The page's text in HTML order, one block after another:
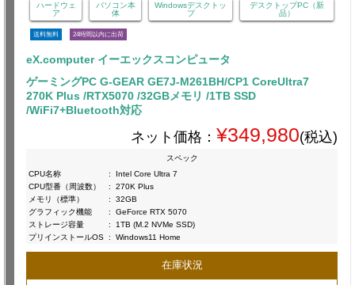
ハードウェ
ア
パソコン本
体
Windowsデスクトッ
プ
デスクトップPC（新
品）
送料無料 24時間以内に出荷
eX.computer イーエックスコンピュータ
ゲーミングPC G-GEAR GE7J-M261BH/CP1 CoreUltra7
270K Plus /RTX5070 /32GBメモリ /1TB SSD
/WiFi7+Bluetooth対応
ネット価格： ¥349,980(税込)
スペック
CPU名称
:
Intel Core Ultra 7
CPU型番（周波数）
:
270K Plus
メモリ（標準）
:
32GB
グラフィック機能
:
GeForce RTX 5070
ストレージ容量
:
1TB (M.2 NVMe SSD)
プリインストールOS : Windows11 Home
在庫状況